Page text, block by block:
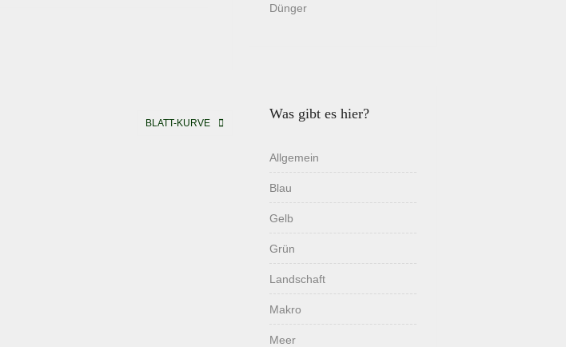
BLATT-KURVE
Dünger
Was gibt es hier?
Allgemein
Blau
Gelb
Grün
Landschaft
Makro
Meer